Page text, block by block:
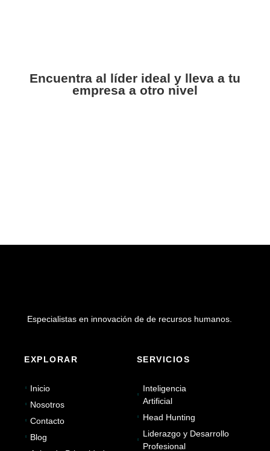
Encuentra al líder ideal y lleva a tu
empresa a otro nivel
Especialistas en innovación de de recursos humanos.
EXPLORAR
Inicio
Nosotros
Contacto
Blog
SERVICIOS
Inteligencia
Artificial
Head Hunting
Liderazgo y Desarrollo
Profesional